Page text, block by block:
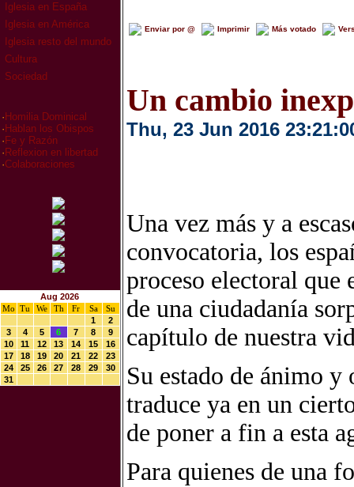
Iglesia en España
Iglesia en América
Iglesia resto del mundo
Cultura
Sociedad
· Homilia Dominical
· Hablan los Obispos
· Fe y Razón
· Reflexion en libertad
·Colaboraciones
Aug 2026
Mo
Tu We Th Fr Sa
Su
1
2
3
4 5 6 7 8
9
10
11 12 13 14 15
16
17
18 19 20 21 22
23
24
25 26 27 28 29
30
31
Enviar por @ Imprimir Más votado
Un cambio
Thu, 23 Jun 2016
Una vez más y a
convocatoria, los
proceso electoral
de una ciudadanía
capítulo de nuestra
Su estado de ánimo y
traduce ya en un
de poner a fin a esta
Para quienes de una